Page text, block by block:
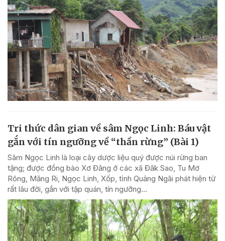
Tri thức dân gian về sâm Ngọc Linh: Báu vật
gắn với tín ngưỡng về “thần rừng” (Bài 1)
Sâm Ngọc Linh là loại cây dược liệu quý được núi rừng ban
tặng; được đồng bào Xơ Đăng ở các xã Đăk Sao, Tu Mơ
Rông, Măng Ri, Ngọc Linh, Xốp, tỉnh Quảng Ngãi phát hiện từ
rất lâu đời, gắn với tập quán, tín ngưỡng...